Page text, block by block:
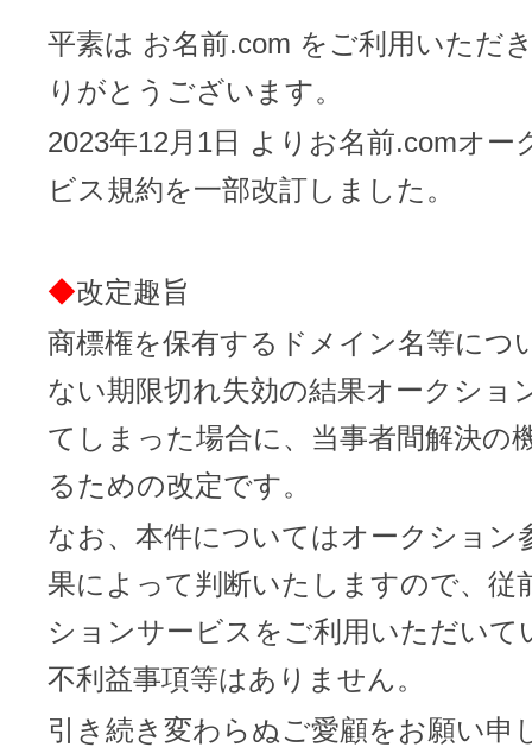
料金一覧
ドメイン永久無料（ドメイン
ドメイン × サーバー同時登録
WordPressテーマShop
お名前.comなら良質な有料
WordPressテーマShop
メール配信システム
月869円～で配信し放題 販売促進や
得に！
メールマーケティング
不要になったドメインを安全・簡単
あんしん廃止
管理画面内での操作制限を可能に
ドメインプロテクション
ドメインでお小遣い稼ぎ
ドメインパーキング
メール転送/URL転送
設定ガイド一覧
不正利用の報告
メンテナンスと障害情報のお知らせ
メンテナンス・障害情報
お問い合わせ
メール・電話・チャットはこ
平素は お名前.com をご利用いただ
りがとうございます。
2023年12月1日 よりお名前.comオー
ビス規約を一部改訂しました。
◆改定趣旨
商標権を保有するドメイン名等につ
ない期限切れ失効の結果オークショ
てしまった場合に、当事者間解決の
るための改定です。
なお、本件についてはオークション
果によって判断いたしますので、従
ションサービスをご利用いただいて
不利益事項等はありません。
引き続き変わらぬご愛顧をお願い申